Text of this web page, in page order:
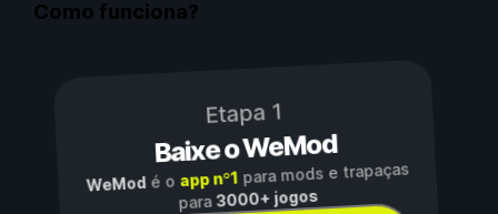
Como funciona?
Etapa 1
Baixe o WeMod
WeModé o app nº1para mods e trapaças
para3000+ jogos